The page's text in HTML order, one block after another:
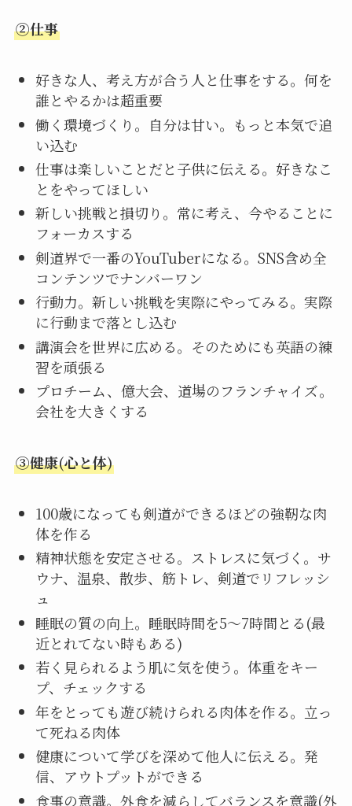
②仕事
好きな人、考え方が合う人と仕事をする。何を
誰とやるかは超重要
働く環境づくり。自分は甘い。もっと本気で追
い込む
仕事は楽しいことだと子供に伝える。好きなこ
とをやってほしい
新しい挑戦と損切り。常に考え、今やることに
フォーカスする
剣道界で一番のYouTuberになる。SNS含め全
コンテンツでナンバーワン
行動力。新しい挑戦を実際にやってみる。実際
に行動まで落とし込む
講演会を世界に広める。そのためにも英語の練
習を頑張る
プロチーム、億大会、道場のフランチャイズ。
会社を大きくする
③健康(心と体)
100歳になっても剣道ができるほどの強靭な肉
体を作る
精神状態を安定させる。ストレスに気づく。サ
ウナ、温泉、散歩、筋トレ、剣道でリフレッシ
ュ
睡眠の質の向上。睡眠時間を5〜7時間とる(最
近とれてない時もある)
若く見られるよう肌に気を使う。体重をキー
プ、チェックする
年をとっても遊び続けられる肉体を作る。立っ
て死ねる肉体
健康について学びを深めて他人に伝える。発
信、アウトプットができる
食事の意識。外食を減らしてバランスを意識(外